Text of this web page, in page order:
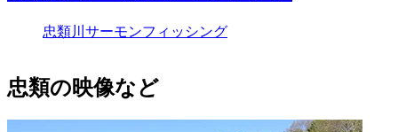
忠類川サーモンフィッシング
忠類の映像など